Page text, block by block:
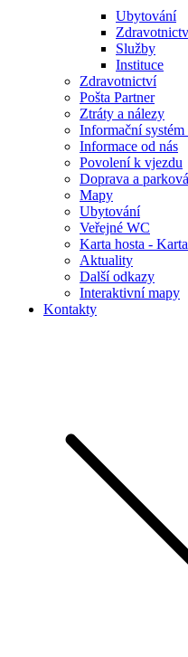
Ubytování
Služby
Instituce
Zdravotnictví
Pošta Partner
Ztráty a nálezy
Informační
Informace od nás
Povolení k vjezdu
Doprava a
Mapy
Ubytování
Veřejné WC
Karta hosta -
Aktuality
Další odkazy
Interaktivní mapy
Kontakty